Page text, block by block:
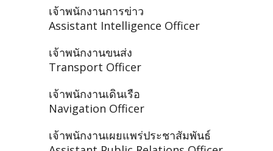
เจ้าพนักงานการข่าว
Assistant Intelligence Officer
เจ้าพนักงานขนส่ง
Transport Officer
เจ้าพนักงานเดินเรือ
Navigation Officer
เจ้าพนักงานเผยแพร่ประชาสัมพันธ์